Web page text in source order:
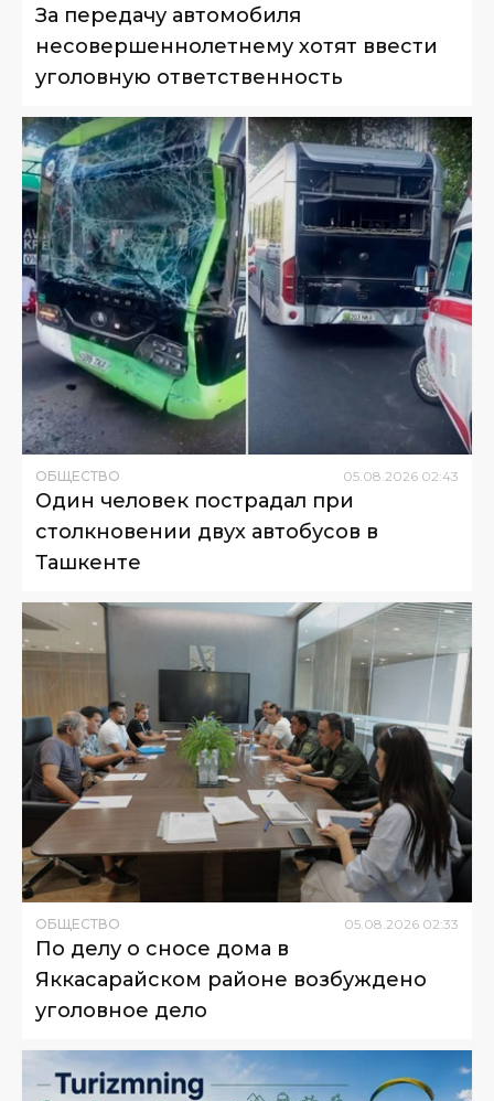
За передачу автомобиля
несовершеннолетнему хотят ввести
уголовную ответственность
ОБЩЕСТВО 05 08 2026 02:43
Один человек пострадал при
столкновении двух автобусов в
Ташкенте
ОБЩЕСТВО 05.08.2026 02:33
По делу о сносе дома в
Яккасарайском районе возбуждено
уголовное дело